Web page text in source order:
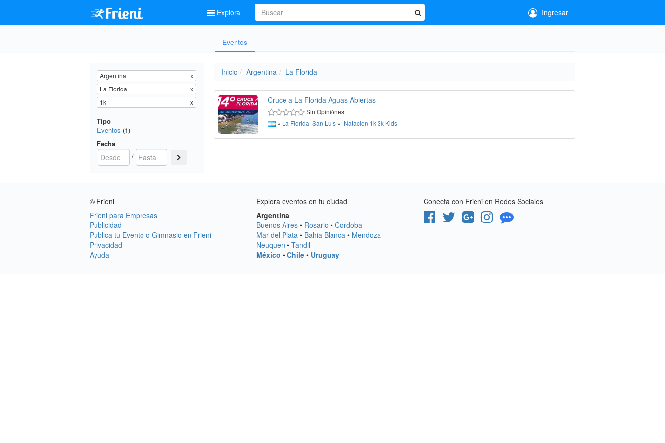
Explora Ingresar
Eventos
Argentina
x
La Florida
x
1k
x
Tipo
Eventos (1)
Fecha
/
Inicio Argentina La Florida
Cruce a La Florida Aguas Abiertas
Sin Opiniónes
» La Florida San Luis» Natacion 1k 3k Kids
© Frieni
Frieni para Empresas
Publicidad
Publica tu Evento o Gimnasio en Frieni
Privacidad
Ayuda
Explora eventos en tu ciudad
Argentina
Buenos Aires • Rosario •Cordoba
Mar del Plata • Bahia Blanca • Mendoza
Neuquen •Tandil
México •Chile • Uruguay
Conecta con Frieni en Redes Sociales